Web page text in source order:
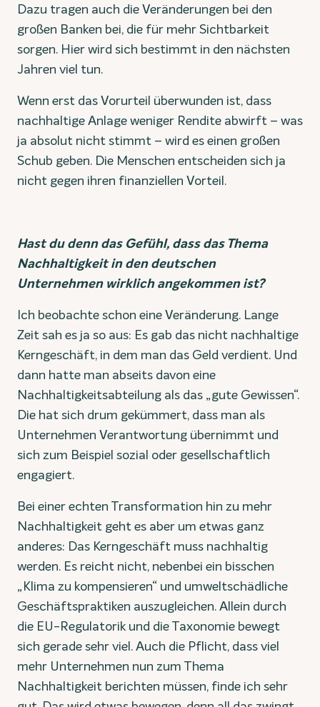
Dazu tragen auch die Veränderungen bei den
großen Banken bei, die für mehr Sichtbarkeit
sorgen. Hier wird sich bestimmt in den nächsten
Jahren viel tun.
Wenn erst das Vorurteil überwunden ist, dass
nachhaltige Anlage weniger Rendite abwirft – was
ja absolut nicht stimmt – wird es einen großen
Schub geben. Die Menschen entscheiden sich ja
nicht gegen ihren finanziellen Vorteil.
Hast du denn das Gefühl, dass das Thema
Nachhaltigkeit in den deutschen
Unternehmen wirklich angekommen ist?
Ich beobachte schon eine Veränderung. Lange
Zeit sah es ja so aus: Es gab das nicht nachhaltige
Kerngeschäft, in dem man das Geld verdient. Und
dann hatte man abseits davon eine
Nachhaltigkeitsabteilung als das „gute Gewissen“.
Die hat sich drum gekümmert, dass man als
Unternehmen Verantwortung übernimmt und
sich zum Beispiel sozial oder gesellschaftlich
engagiert.
Bei einer echten Transformation hin zu mehr
Nachhaltigkeit geht es aber um etwas ganz
anderes: Das Kerngeschäft muss nachhaltig
werden. Es reicht nicht, nebenbei ein bisschen
„Klima zu kompensieren“ und umweltschädliche
Geschäftspraktiken auszugleichen. Allein durch
die EU-Regulatorik und die Taxonomie bewegt
sich gerade sehr viel. Auch die Pflicht, dass viel
mehr Unternehmen nun zum Thema
Nachhaltigkeit berichten müssen, finde ich sehr